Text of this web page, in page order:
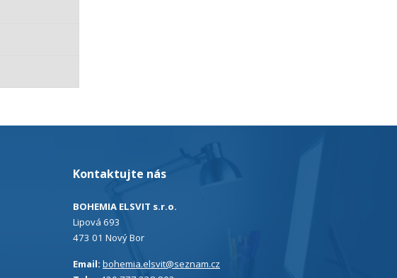
Kontaktujte nás
BOHEMIA ELSVIT s.r.o.
Lipová 693
473 01 Nový Bor
Email: bohemia.elsvit@seznam.cz